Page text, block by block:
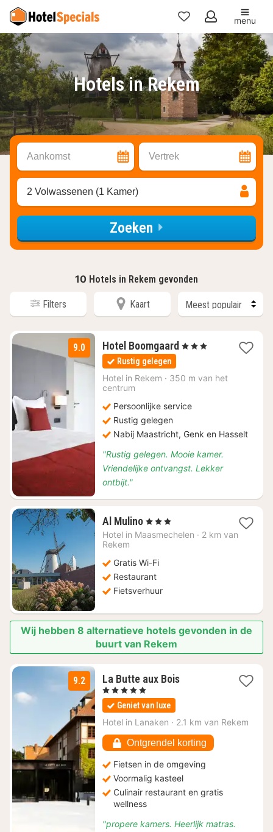
Mijn
favorieten
menu
Hotels in Rekem
Aankomst Vertrek
2 Volwassenen (1 Kamer)
Zoeken
10 Hotels in Rekem gevonden
Filters Kaart
9.0 Hotel Boomgaard 1
€
, 3 Sterren
Rustig gelegen
Hotel in Rekem · 350 m van het
centrum
Persoonlijke service
Rustig gelegen
Nabij Maastricht, Genk en Hasselt
"Rustig gelegen. Mooie kamer.
Vriendelijke ontvangst. Lekker
ontbijt."
Al Mulino1
nacht
107,14
, 3 Sterren
Hotel in Maasmechelen · 2 km van
Rekem
Gratis Wi-Fi
Restaurant
Fietsverhuur
Wij hebben 8 alternatieve hotels gevonden in de
buurt van Rekem
9.2 La Butte aux Bois1
235
, 5 Sterren
Geniet van luxe
Hotel in Lanaken · 2.1 km van Rekem
Ontgrendel korting
Fietsen in de omgeving
Voormalig kasteel
Culinair restaurant en gratis
wellness
"propere kamers. Heerlijk matras.